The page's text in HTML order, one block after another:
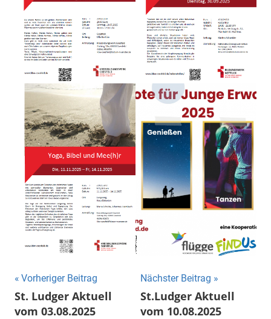
Beitragsnavigation
Vorheriger Beitrag
St. Ludger Aktuell
vom 03.08.2025
Nächster Beitrag
St.Ludger Aktuell
vom 10.08.2025